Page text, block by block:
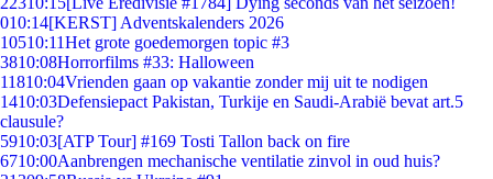
010:14[KERST] Adventskalenders 2026
10510:11Het grote goedemorgen topic #3
3810:08Horrorfilms #33: Halloween
11810:04Vrienden gaan op vakantie zonder mij uit te nodigen
1410:03Defensiepact Pakistan, Turkije en Saudi-Arabië bevat art.5
clausule?
5910:03[ATP Tour] #169 Tosti Tallon back on fire
6710:00Aanbrengen mechanische ventilatie zinvol in oud huis?